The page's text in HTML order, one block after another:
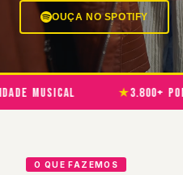
OUÇA NO SPOTIFY
3.800+ pontos
O QUE FAZEMOS